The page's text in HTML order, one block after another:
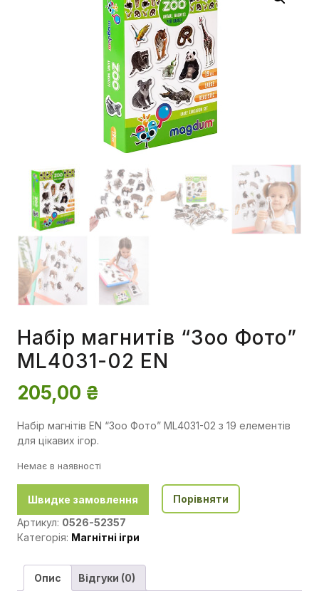
Набір магнитів “Зоо Фото”
ML4031-02 EN
205,00 ₴
Набір магнітів EN “Зоо Фото” ML4031-02 з 19 елементів
для цікавих ігор.
Немає в наявності
Швидке замовлення
Порівняти
Артикул: 0526-52357
Категорія: Магнітні ігри
Опис Відгуки (0)